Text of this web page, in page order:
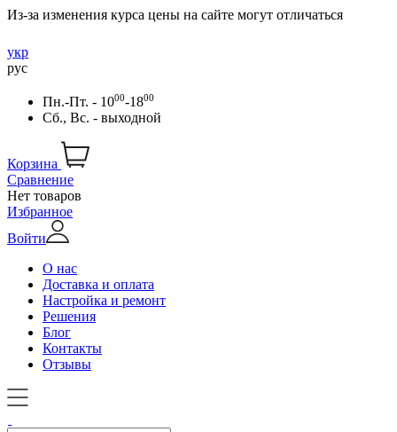
Из-за изменения курса цены на сайте могут отличаться
укр
рус
Пн.-Пт. - 1000-1800
Сб., Вс. - выходной
Корзина
Сравнение
Нет товаров
Избранное
Войти
О нас
Доставка и оплата
Настройка и ремонт
Решения
Блог
Контакты
Отзывы